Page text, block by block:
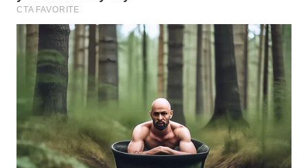
WN
SAMOSIR
WN
PADANG
LAWAS
WN
SUMEDANG